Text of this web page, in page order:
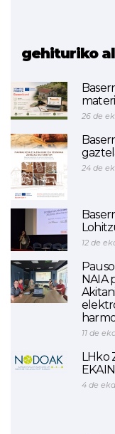
gehituriko
26 de
24 de
12 de
NAIA
11 de
LHko
4 de